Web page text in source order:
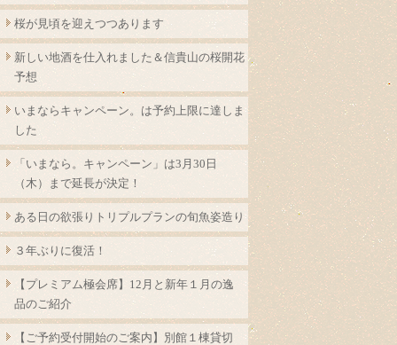
桜が見頃を迎えつつあります
新しい地酒を仕入れました＆信貴山の桜開花
予想
いまならキャンペーン。は予約上限に達しま
した
「いまなら。キャンペーン」は3月30日
（木）まで延長が決定！
ある日の欲張りトリプルプランの旬魚姿造り
３年ぶりに復活！
【プレミアム極会席】12月と新年１月の逸
品のご紹介
【ご予約受付開始のご案内】別館１棟貸切